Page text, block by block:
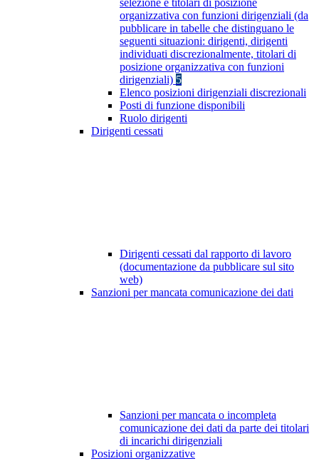
selezione e titolari di posizione
organizzativa con funzioni dirigenziali (da
pubblicare in tabelle che distinguano le
seguenti situazioni: dirigenti, dirigenti
individuati discrezionalmente, titolari di
posizione organizzativa con funzioni
dirigenziali) 5
Elenco posizioni dirigenziali discrezionali
Posti di funzione disponibili
Ruolo dirigenti
Dirigenti cessati
Dirigenti cessati dal rapporto di lavoro
(documentazione da pubblicare sul sito
web)
Sanzioni per mancata comunicazione dei dati
Sanzioni per mancata o incompleta
comunicazione dei dati da parte dei titolari
di incarichi dirigenziali
Posizioni organizzative